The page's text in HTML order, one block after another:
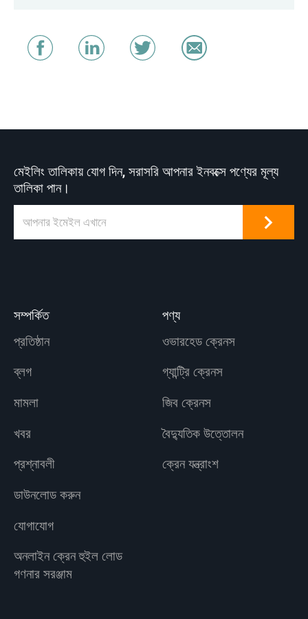
মেইলিং তালিকায় যোগ দিন, সরাসরি আপনার ইনবক্সে পণ্যের মূল্য
তালিকা পান।
সম্পর্কিত
প্রতিষ্ঠান
ব্লগ
মামলা
খবর
প্রশ্নাবলী
ডাউনলোড করুন
যোগাযোগ
অনলাইন ক্রেন হুইল লোড
গণনার সরঞ্জাম
পণ্য
ওভারহেড ক্রেনস
গ্যান্ট্রি ক্রেনস
জিব ক্রেনস
বৈদ্যুতিক উত্তোলন
ক্রেন যন্ত্রাংশ